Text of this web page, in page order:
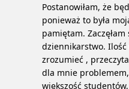
Postanowiłam, że
ponieważ to była
pamiętam.
dziennikarstwo. Ilość
zrozumieć ,
dla mnie
większość